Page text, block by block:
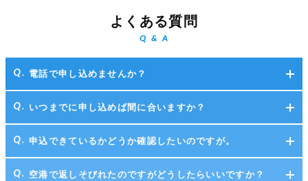
よくある質問
Q & A
電話で申し込めませんか？
いつまでに申し込めば間に合いますか？
申込できているかどうか確認したいのですが。
空港で返しそびれたのですがどうしたらいいですか？